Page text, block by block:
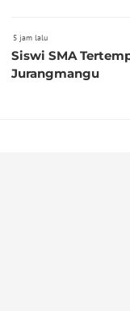
5 jam lalu
Siswi SMA
Jurangmangu